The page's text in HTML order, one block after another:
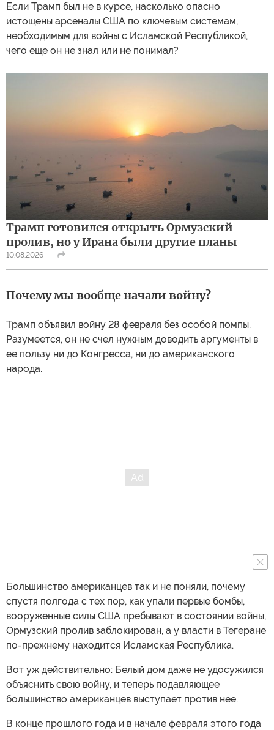
Если Трамп был не в курсе, насколько опасно
истощены арсеналы США по ключевым системам,
необходимым для войны с Исламской Республикой,
чего еще он не знал или не понимал?
Трамп готовился открыть Ормузский
пролив, но у Ирана были другие планы
10.08.2026
Почему мы вообще начали войну?
Трамп объявил войну 28 февраля без особой помпы.
Разумеется, он не счел нужным доводить аргументы в
ее пользу ни до Конгресса, ни до американского
народа.
Большинство американцев так и не поняли, почему
спустя полгода с тех пор, как упали первые бомбы,
вооруженные силы США пребывают в состоянии войны,
Ормузский пролив заблокирован, а у власти в Тегеране
по-прежнему находится Исламская Республика.
Вот уж действительно: Белый дом даже не удосужился
объяснить свою войну, и теперь подавляющее
большинство американцев выступает против нее.
В конце прошлого года и в начале февраля этого года